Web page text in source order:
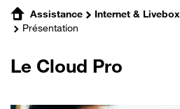
Assistance Internet & Livebox
Présentation
Le Cloud Pro